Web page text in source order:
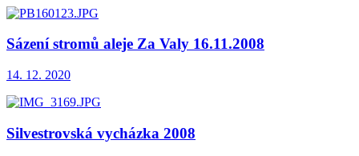
Sázení stromů aleje Za Valy 16.11.2008
14. 12. 2020
Silvestrovská vycházka 2008